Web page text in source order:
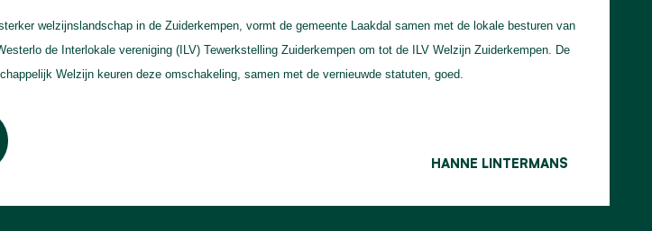
welzijnslandschap in de Zuiderkempen, vormt de gemeente Laakdal samen met de lokale besturen van
de Interlokale vereniging (ILV) Tewerkstelling Zuiderkempen om tot de ILV Welzijn Zuiderkempen. De
Welzijn keuren deze omschakeling, samen met de vernieuwde statuten, goed.
HANNE LINTERMANS